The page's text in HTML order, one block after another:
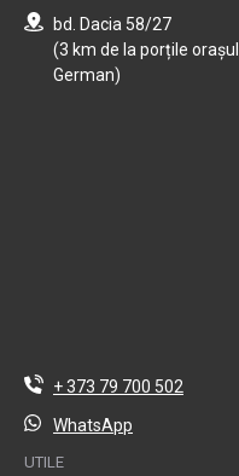
bd. Dacia 58/27
(3 km de la porțile
German)
+ 373 79 700 502
WhatsApp
UTILE